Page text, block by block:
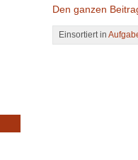
Den ganzen
Einsortiert in